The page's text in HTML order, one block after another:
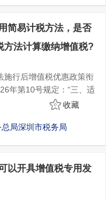
，可以通过电子税务
只能全量更正或者申报
-【税费申报及缴纳】-
查找出的“申报更正与
已经申报的事项，点
税款所属期等筛选条
击【展开】进行申报表
报表信息进行查询。
适用简易计税方法，
自己使用过的属于增值
项税额的固定资产，按照
纳增值税。
器、机械、运输工具
资产，按照简易计税
公告2026年第10号)规
简易计税方法，是否
方法计算缴纳增值税?
施行后增值税优惠政策衔
年第10号规定：“三、适
税方法项目的全部应税
易计税方法的，可以
计税方法或一般计税方
收藏
局深圳市税务局
以开具增值税专用发